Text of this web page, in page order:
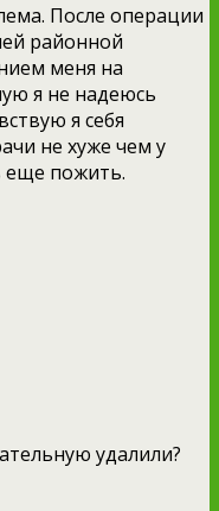
После операции
районной
меня на
я не надеюсь
я себя
не хуже чем у
еще пожить.
удалили?